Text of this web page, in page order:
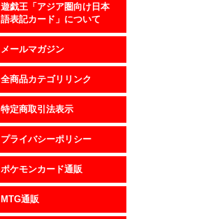
遊戯王「アジア圏向け日本
語表記カード」について
メールマガジン
全商品カテゴリリンク
特定商取引法表示
プライバシーポリシー
ポケモンカード通販
MTG通販